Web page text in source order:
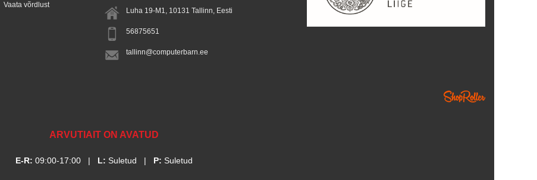
Vaata võrdlust
Luha 19-M1, 10131 Tallinn, Eesti
56875651
tallinn@computerbarn.ee
ARVUTIAIT ON AVATUD
E-R: 09:00-17:00 | L: Suletud | P: Suletud